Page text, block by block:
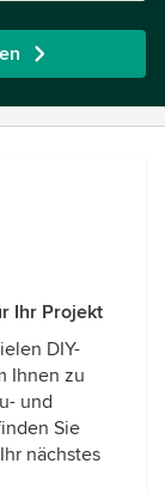
Ihr Projekt
DIY-
Ihnen zu
und
Sie
nächstes